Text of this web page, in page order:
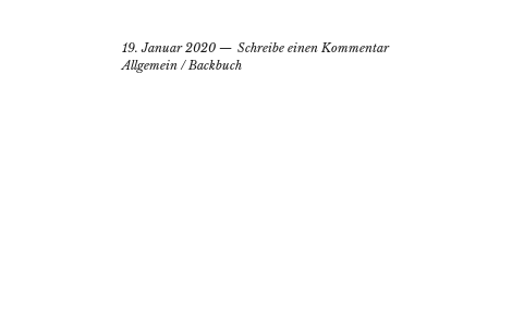
19. Januar 2020
Schreibe einen Kommentar
Allgemein /Backbuch